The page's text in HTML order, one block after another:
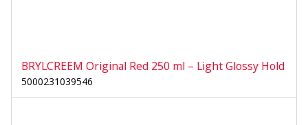
BRYLCREEM Original Red 250 ml – Light Glossy Hold
5000231039546